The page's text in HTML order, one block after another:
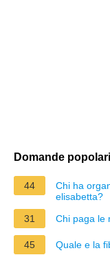
Domande popolari
44
Chi ha
elisabetta?
31
Chi paga le
45 Quale e la